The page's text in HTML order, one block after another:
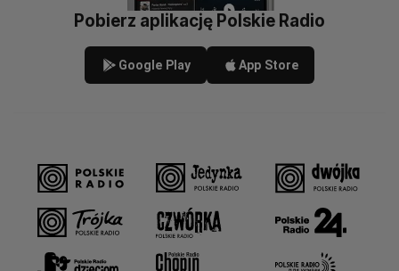
Pobierz aplikację Polskie Radio
Google Play App Store